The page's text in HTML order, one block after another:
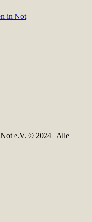
e.V. © 2024 | Alle